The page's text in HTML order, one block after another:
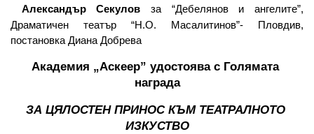
Александър Секулов за “Дебелянов и ангелите”,
Драматичен театър “Н.О. Масалитинов”- Пловдив,
постановка Диана Добрева
Академия „Аскеер” удостоява с Голямата
награда
ЗА ЦЯЛОСТЕН ПРИНОС КЪМ ТЕАТРАЛНОТО
ИЗКУСТВО